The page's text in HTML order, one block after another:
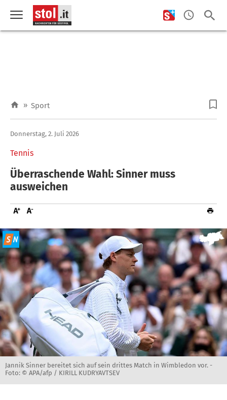
» Sport
Tennis
Donnerstag, 2. Juli 2026
Überraschende Wahl: Sinner muss
ausweichen
Jannik Sinner bereitet sich auf sein drittes Match in Wimbledon vor. -
Foto: © APA/afp / KIRILL KUDRYAVTSEV